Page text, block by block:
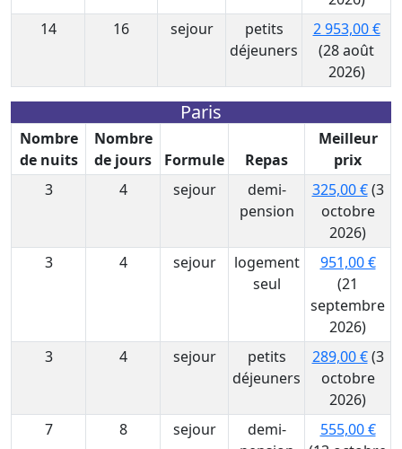
14
16 sejour
petits
déjeuners
2 953,00 €
(28 août
2026)
Paris
Nombre
de nuits
Nombre
de jours
Formule Repas
Meilleur
prix
3
4 sejour
demi-
pension
325,00 €(3
octobre
2026)
3
4 sejour
logement
seul
951,00 €
(21
septembre
2026)
3
4 sejour
petits
déjeuners
289,00 €(3
octobre
2026)
7
8 sejour
demi-
555,00 €